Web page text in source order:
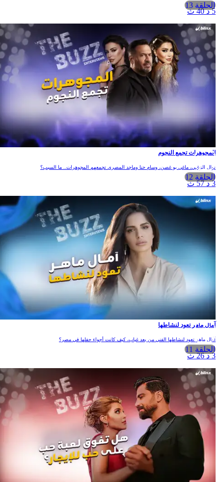
الحلقة 13
الحلقة 12
المجوهرات تجمع النجوم
نوال الزغبي، ماغي بو غصن، وسام حنا وماجد المصري تجمعهم المجوهرات.. ما السبب؟
الحلقة 11
آمال ماهر تعود لنشاطها
آمال ماهر تعود لنشاطها الفني من بعد غياب، كيف كانت أجواء حفلها في مصر؟